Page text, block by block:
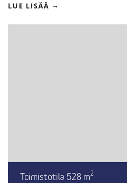
LUE LISÄÄ
Toimistotila 528 m2